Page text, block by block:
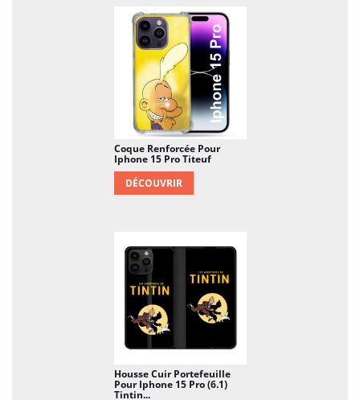
Coque Renforcée En Verre Trempé Magsafe, vous
allez optimiser la longévité de votre smartphone Un
mobile peut coûter plusieurs centaines d'euros : le
prix de cette Coque Renforcée En Verre Trempé
Magsafe n'est rien si on le compare à ce que vous
coûterait un nouvel achat de mobile. Et en plus de
la sécurité, vous personnalisez votre appareil, et lui
donnez la touche perso que tout le monde vous
Coque Renforcée Pour
Iphone 15 Pro Titeuf
DÉCOUVRIR
Housse Cuir Portefeuille
Pour Iphone 15 Pro (6.1)
Tintin...